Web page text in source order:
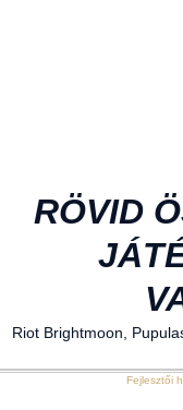
RÖVID
Riot Brightmoon,
Fejlesztői